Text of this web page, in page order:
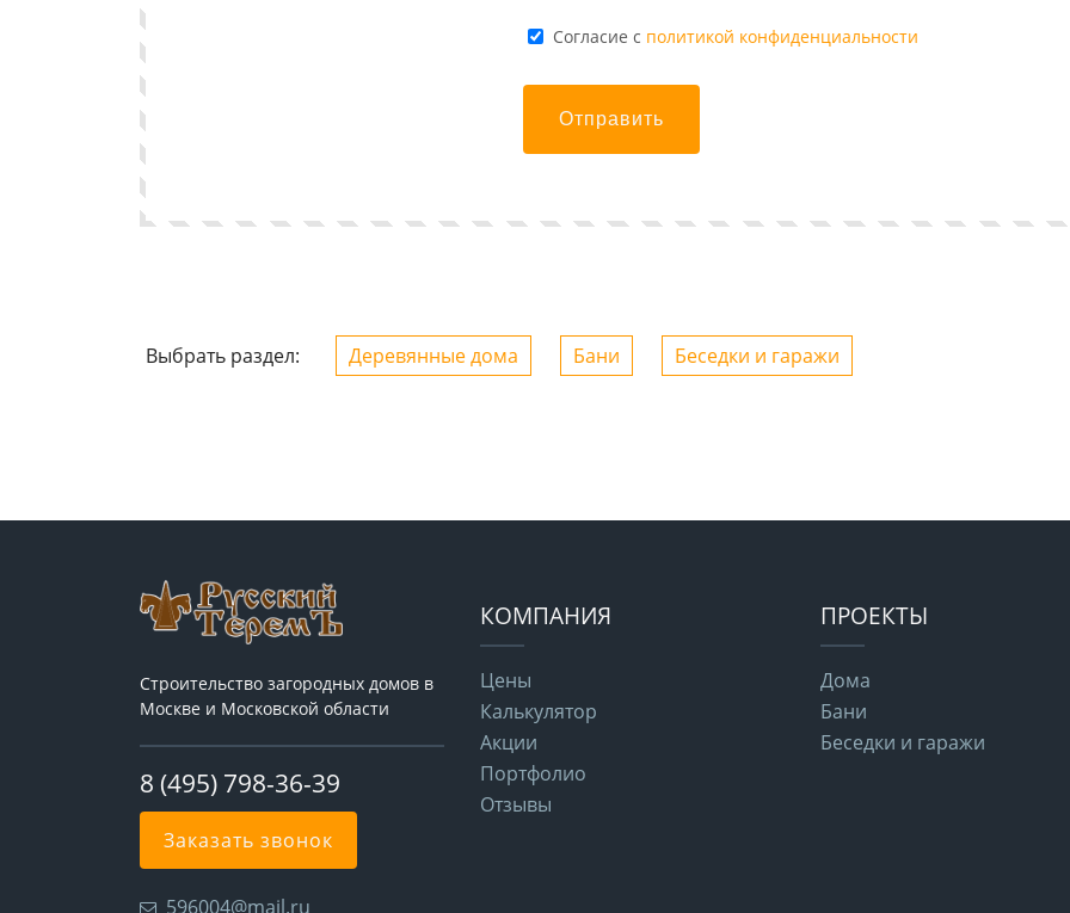
Cогласие с политикой конфиденциальности
Отправить
Выбрать раздел: Деревянные дома Бани Беседки и гаражи
Строительство загородных домов в
Москве и Московской области
8 (495) 798-36-39
Заказать звонок
596004@mail.ru
КОМПАНИЯ
Цены
Калькулятор
Акции
Портфолио
Отзывы
ПРОЕКТЫ
Дома
Бани
Беседки и гаражи